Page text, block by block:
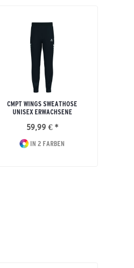
CMPT WINGS SWEATHOSE
UNISEX ERWACHSENE
59,99 € *
IN 2 FARBEN